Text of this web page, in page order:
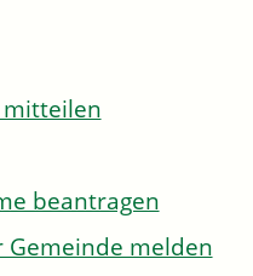
mitteilen
beantragen
Gemeinde melden